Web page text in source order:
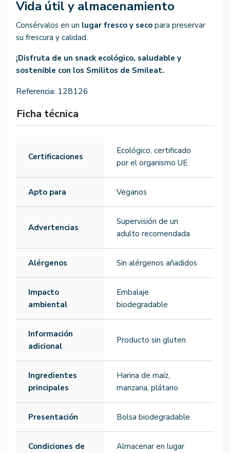
Vida útil y almacenamiento
Consérvalos en un lugar fresco y seco para preservar
su frescura y calidad.
¡Disfruta de un snack ecológico, saludable y
sostenible con los Smilitos de Smileat.
Referencia: 128126
Ficha técnica
Certificaciones
Ecológico, certificado
por el organismo UE
Apto para Veganos
Advertencias
Supervisión de un
adulto recomendada
Alérgenos Sin alérgenos añadidos
Impacto
ambiental
Embalaje
biodegradable
Información
adicional
Producto sin gluten
Ingredientes
principales
Harina de maíz,
manzana, plátano
Presentación Bolsa biodegradable
Condiciones de
Almacenar en lugar